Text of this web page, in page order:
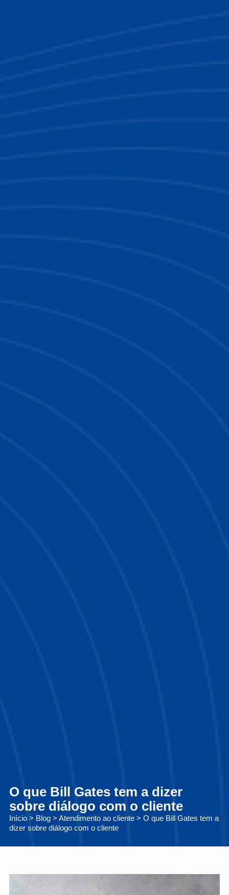
O que Bill Gates tem a dizer
sobre diálogo com o cliente
Início > Blog > Atendimento ao cliente > O que Bill Gates tem a
dizer sobre diálogo com o cliente